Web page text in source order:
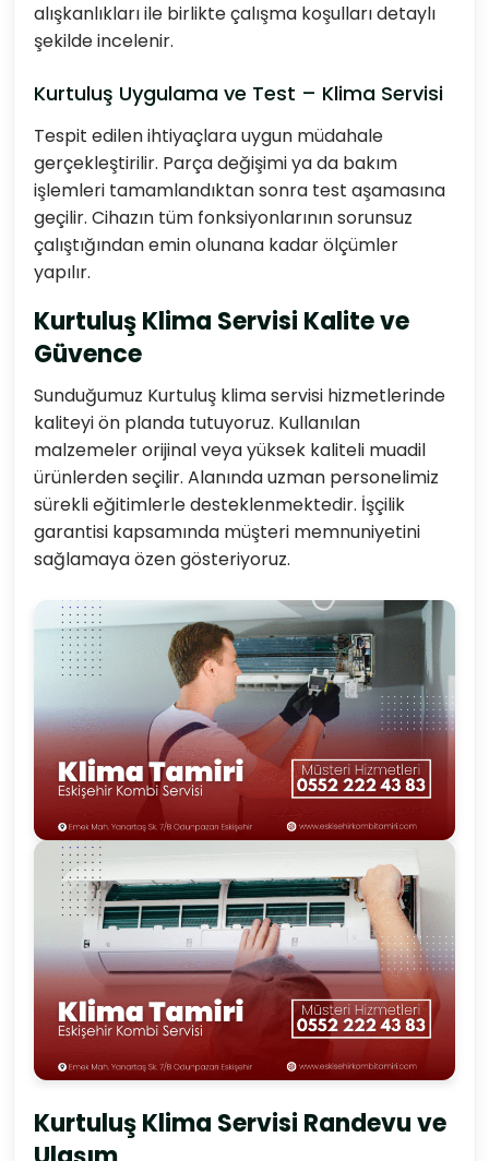
alışkanlıkları ile birlikte çalışma koşulları detaylı
şekilde incelenir.
Kurtuluş Uygulama ve Test – Klima Servisi
Tespit edilen ihtiyaçlara uygun müdahale
gerçekleştirilir. Parça değişimi ya da bakım
işlemleri tamamlandıktan sonra test aşamasına
geçilir. Cihazın tüm fonksiyonlarının sorunsuz
çalıştığından emin olunana kadar ölçümler
yapılır.
Kurtuluş Klima Servisi Kalite ve
Güvence
Sunduğumuz Kurtuluş klima servisi hizmetlerinde
kaliteyi ön planda tutuyoruz. Kullanılan
malzemeler orijinal veya yüksek kaliteli muadil
ürünlerden seçilir. Alanında uzman personelimiz
sürekli eğitimlerle desteklenmektedir. İşçilik
garantisi kapsamında müşteri memnuniyetini
sağlamaya özen gösteriyoruz.
Kurtuluş Klima Servisi Randevu ve